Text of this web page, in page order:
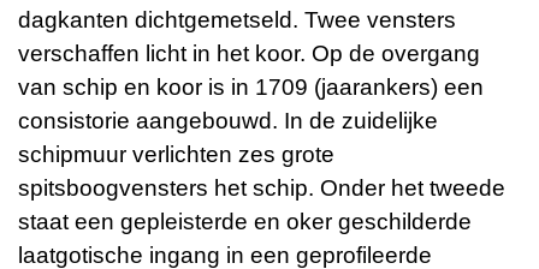
dagkanten dichtgemetseld. Twee vensters
verschaffen licht in het koor. Op de overgang
van schip en koor is in 1709 (jaarankers) een
consistorie aangebouwd. In de zuidelijke
schipmuur verlichten zes grote
spitsboogvensters het schip. Onder het tweede
staat een gepleisterde en oker geschilderde
laatgotische ingang in een geprofileerde